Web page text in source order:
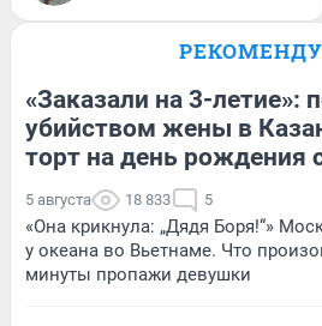
«Заказали на 3-летие»:
убийством жены в
торт на день рождения
5 августа 18 833 5
«Она крикнула: „Дядя Боря!“»
у океана во Вьетнаме. Что
минуты пропажи девушки